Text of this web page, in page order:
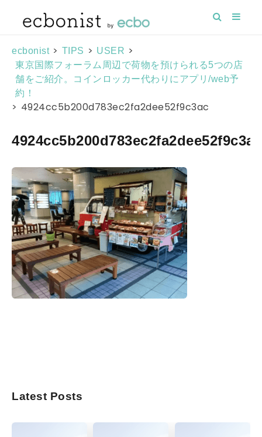
ecbonist > TIPS > USER >
東京国際フォーラム周辺で荷物を預けられる5つの店
舗をご紹介。コインロッカー代わりにアプリ/web予
約！
> 4924cc5b200d783ec2fa2dee52f9c3ac
4924cc5b200d783ec2fa2dee52f9c3ac
Latest Posts